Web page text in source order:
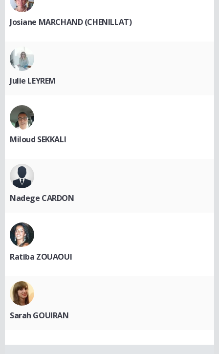
Josiane MARCHAND (CHENILLAT)
Julie LEYREM
Miloud SEKKALI
Nadege CARDON
Ratiba ZOUAOUI
Sarah GOUIRAN